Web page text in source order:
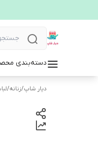
دسته‌بندی
دیار شاپ/زنانه/